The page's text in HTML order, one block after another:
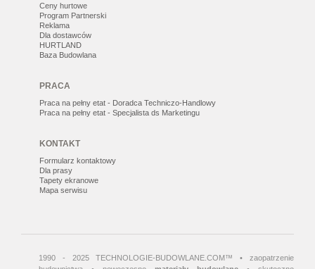
Ceny hurtowe
Program Partnerski
Reklama
Dla dostawców
HURTLAND
Baza Budowlana
PRACA
Praca na pełny etat - Doradca Techniczo-Handlowy
Praca na pełny etat - Specjalista ds Marketingu
KONTAKT
Formularz kontaktowy
Dla prasy
Tapety ekranowe
Mapa serwisu
1990 - 2025 TECHNOLOGIE-BUDOWLANE.COM™ • zaopatrzenie